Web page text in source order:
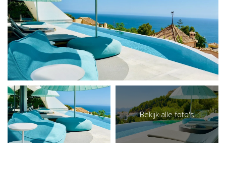
Bekijk alle foto's